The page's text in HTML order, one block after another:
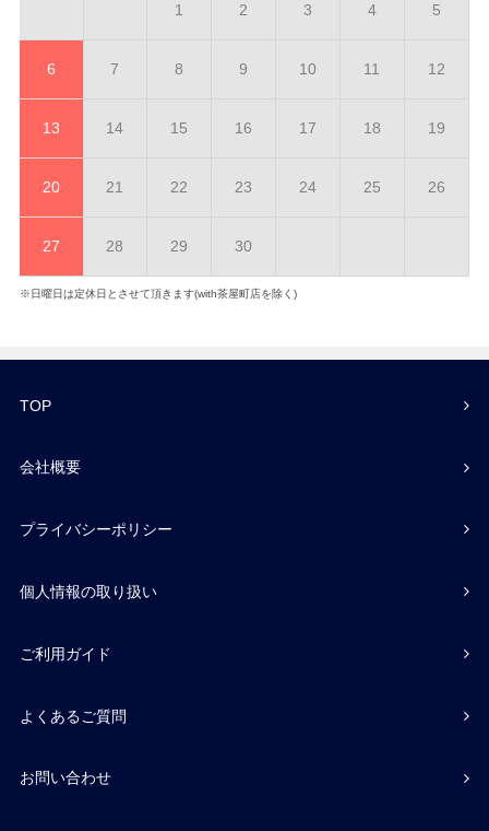
1 2 3 4 5
6 7 8 9 10 11 12
13 14 15 16 17 18 19
20 21 22 23 24 25 26
27 28 29 30
※日曜日は定休日とさせて頂きます(with茶屋町店を除く)
TOP
会社概要
プライバシーポリシー
個人情報の取り扱い
ご利用ガイド
よくあるご質問
お問い合わせ